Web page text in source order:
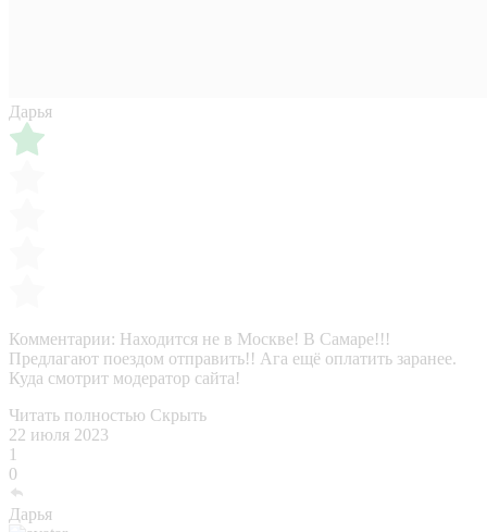
Дарья
Комментарии: Находится не в Москве! В Самаре!!!
Предлагают поездом отправить!! Ага ещё оплатить заранее.
Куда смотрит модератор сайта!
Читать полностью Скрыть
22 июля 2023
1
0
Дарья